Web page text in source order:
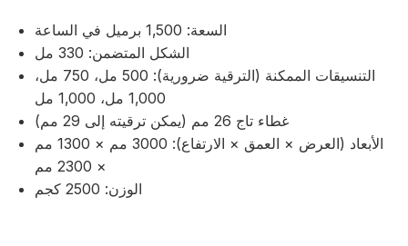
السعة: 1,500 برميل في الساعة
الشكل المتضمن: 330 مل
التنسيقات الممكنة (الترقية ضرورية): 500 مل، 750 مل،
1,000 مل، 1,000 مل
غطاء تاج 26 مم (يمكن ترقيته إلى 29 مم)
الأبعاد (العرض × العمق × الارتفاع): 3000 مم × 1300 مم
× 2300 مم
الوزن: 2500 كجم